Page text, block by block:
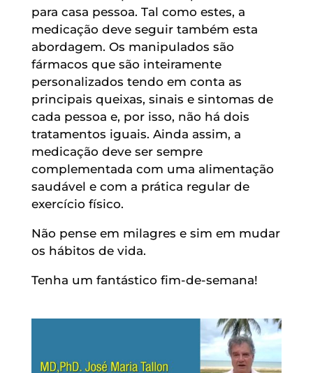
para casa pessoa. Tal como estes, a
medicação deve seguir também esta
abordagem. Os manipulados são
fármacos que são inteiramente
personalizados tendo em conta as
principais queixas, sinais e sintomas de
cada pessoa e, por isso, não há dois
tratamentos iguais. Ainda assim, a
medicação deve ser sempre
complementada com uma alimentação
saudável e com a prática regular de
exercício físico.
Não pense em milagres e sim em mudar
os hábitos de vida.
Tenha um fantástico fim-de-semana!